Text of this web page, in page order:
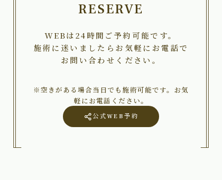
RESERVE
WEBは24時間ご予約可能です。
施術に迷いましたらお気軽にお電話で
お問い合わせください。
※空きがある場合当日でも施術可能です。お気
軽にお電話ください。
公式WEB予約